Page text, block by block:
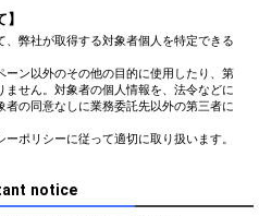
弊社が取得する対象者個人を特定できる
ン以外のその他の目的に使用したり、第
せん。対象者の個人情報を、法令などに
の同意なしに業務委託先以外の第三者に
ポリシーに従って適切に取り扱います。
notice